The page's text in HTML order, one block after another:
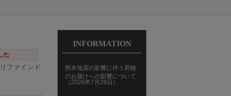
た
ファインド
INFORMATION
熊本地震の影響に伴う荷物
のお届けへの影響について
（2026年7月29日）